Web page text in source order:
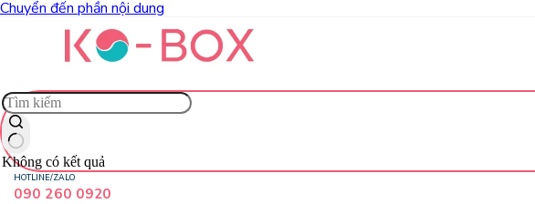
Chuyển đến phần nội dung
Không có kết quả
HOTLINE/ZALO
090 260 0920